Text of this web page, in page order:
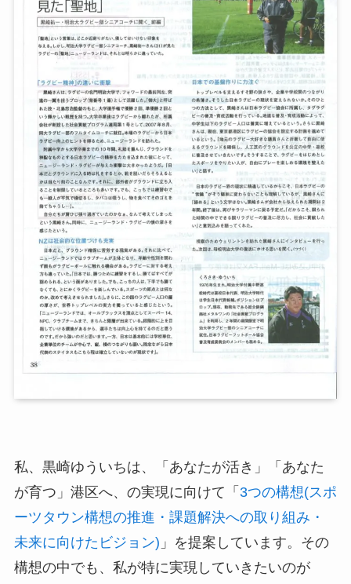
私、黒崎ゆういちは、「あなたが活き」「あなた
が育つ」港区へ、の実現に向けて「 3つの構想(スポ
ーツタウン構想の推進・課題解決への取り組み・
未来に向けたビジョン) 」を提案しています。その
構想の中でも、私が特に実現していきたいのが